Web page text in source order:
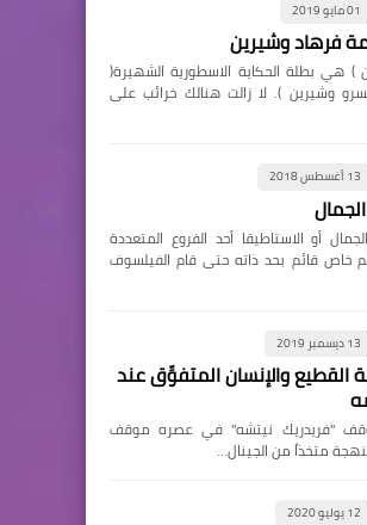
01 مايو 2019
فرهاد وشيرين
) هي بطلة الحكاية الاسطورية الشهيرة(
وشيرين ). لا زالت هنالك خرائب على
13 أغسطس 2018
أو الاستاطيقا أحد الفروع المتعددة
خاص قائم بحد ذاته حتى قام الفيلسوف
13 ديسمبر 2019
القطيع والإنسان المتفوِّق عند
وقف "فريدريك نيتشه" في عصره موقف
متخذاً من الجينال…
12 يوليو 2020